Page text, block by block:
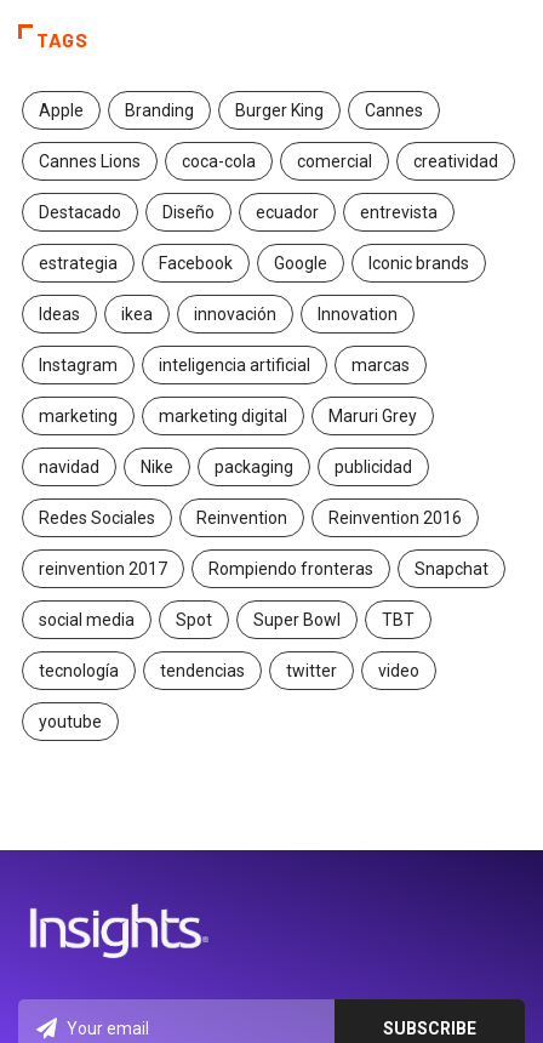
TAGS
Apple Branding Burger King Cannes
Cannes Lions coca-cola comercial creatividad
Destacado Diseño ecuador entrevista
estrategia Facebook Google Iconic brands
Ideas ikea innovación Innovation
Instagram inteligencia artificial marcas
marketing marketing digital Maruri Grey
navidad Nike packaging publicidad
Redes Sociales Reinvention Reinvention 2016
reinvention 2017 Rompiendo fronteras Snapchat
social media Spot Super Bowl TBT
tecnología tendencias twitter video
youtube